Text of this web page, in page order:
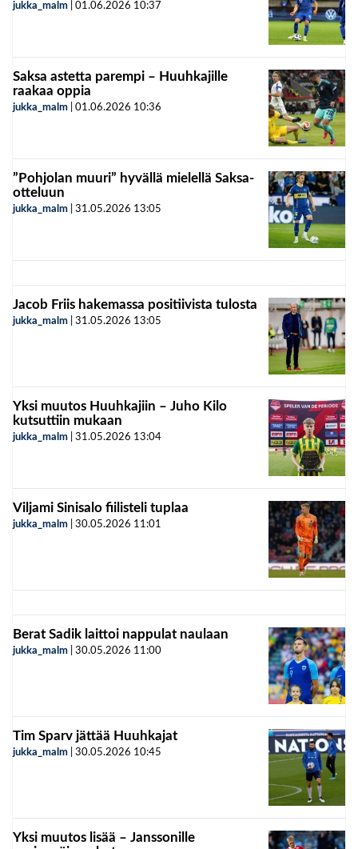
jukka_malm 01.06.2026 10:37
Saksa astetta parempi – Huuhkajille
raakaa oppia
jukka_malm 01.06.2026 10:36
”Pohjolan muuri” hyvällä mielellä Saksa-
otteluun
jukka_malm 31.05.2026 13:05
Jacob Friis hakemassa positiivista tulosta
jukka_malm 31.05.2026 13:05
Yksi muutos Huuhkajiin – Juho Kilo
kutsuttiin mukaan
jukka_malm 31.05.2026 13:04
Viljami Sinisalo fiilisteli tuplaa
jukka_malm 30.05.2026 11:01
Berat Sadik laittoi nappulat naulaan
jukka_malm 30.05.2026 11:00
Tim Sparv jättää Huuhkajat
jukka_malm 30.05.2026 10:45
Yksi muutos lisää – Janssonille